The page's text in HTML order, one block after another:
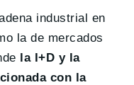
industrial en
la de mercados
la I+D y la
con la